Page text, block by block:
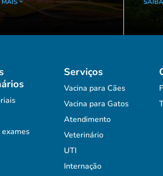
Serviços
Vacina para Cães
Vacina para Gatos
Atendimento
Veterinário
UTI
Internação